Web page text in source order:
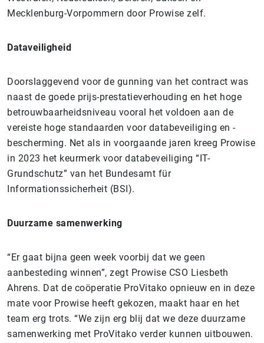
Mecklenburg-Vorpommern door Prowise zelf.
Dataveiligheid
Doorslaggevend voor de gunning van het contract was
naast de goede prijs-prestatieverhouding en het hoge
betrouwbaarheidsniveau vooral het voldoen aan de
vereiste hoge standaarden voor databeveiliging en -
bescherming. Net als in voorgaande jaren kreeg Prowise
in 2023 het keurmerk voor databeveiliging “IT-
Grundschutz” van het Bundesamt für
Informationssicherheit (BSI).
Duurzame samenwerking
“Er gaat bijna geen week voorbij dat we geen
aanbesteding winnen”, zegt Prowise CSO Liesbeth
Ahrens. Dat de coöperatie ProVitako opnieuw en in deze
mate voor Prowise heeft gekozen, maakt haar en het
team erg trots. “We zijn erg blij dat we deze duurzame
samenwerking met ProVitako verder kunnen uitbouwen.